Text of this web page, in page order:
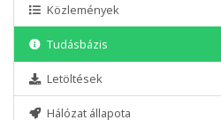
Közlemények
Tudásbázis
Letöltések
Hálózat állapota